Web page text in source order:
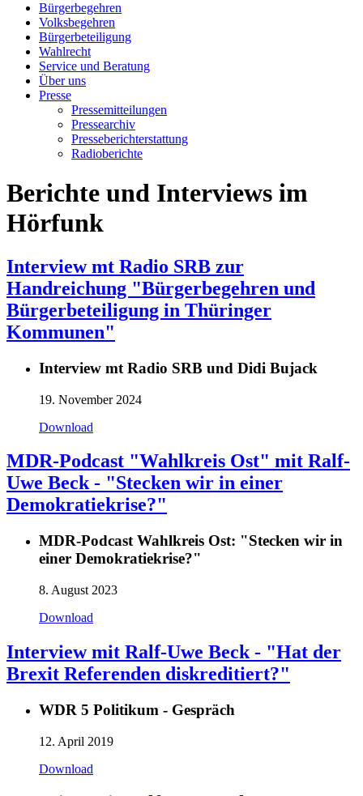
Bürgerbegehren
Volksbegehren
Bürgerbeteiligung
Wahlrecht
Service und Beratung
Über uns
Presse
Pressemitteilungen
Pressearchiv
Presseberichterstattung
Radioberichte
Berichte und Interviews im
Hörfunk
Interview mt Radio SRB zur
Handreichung "Bürgerbegehren und
Bürgerbeteiligung in Thüringer
Kommunen"
Interview mt Radio SRB und Didi Bujack
19. November 2024
Download
MDR-Podcast "Wahlkreis Ost" mit Ralf-
Uwe Beck - "Stecken wir in einer
Demokratiekrise?"
MDR-Podcast Wahlkreis Ost: "Stecken wir in
einer Demokratiekrise?"
8. August 2023
Download
Interview mit Ralf-Uwe Beck - "Hat der
Brexit Referenden diskreditiert?"
WDR 5 Politikum - Gespräch
12. April 2019
Download